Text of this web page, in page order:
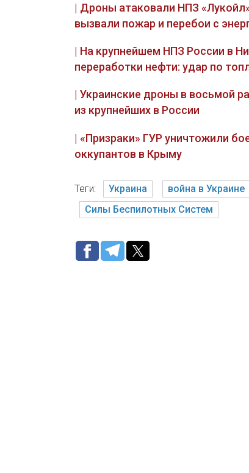
| Дроны атаковали НПЗ
вызвали пожар и перебои с
| На крупнейшем НПЗ России в
переработки нефти: удар по
| Украинские дроны в восьмой
из крупнейших в России
| «Призраки» ГУР уничтожили
оккупантов в Крыму
Теги: Украина война в Украине
Силы Беспилотных Систем